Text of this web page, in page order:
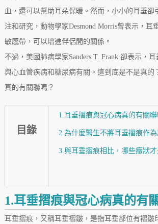
血，還可以幫助耳朵保暖。然而，小小的耳垂卻
注和研究，動物學家Desmond Morris曾表示，耳
敏感帶，可以增進伴侶間的關係。
不過，美國肺病學家Sanders T. Frank 卻表示，
與心血管疾病和糖尿病有關。這到底是不是真的
真的有關聯嗎？
目錄
1.耳垂摺痕與冠心病真的有關聯
2.為什麼醫生不將耳垂摺痕作為
3.與耳垂摺痕相比，哪些癥狀
1.耳垂摺痕與冠心病真的有
耳垂摺痕，又稱耳垂褶皺，是指耳垂部位有褶皺